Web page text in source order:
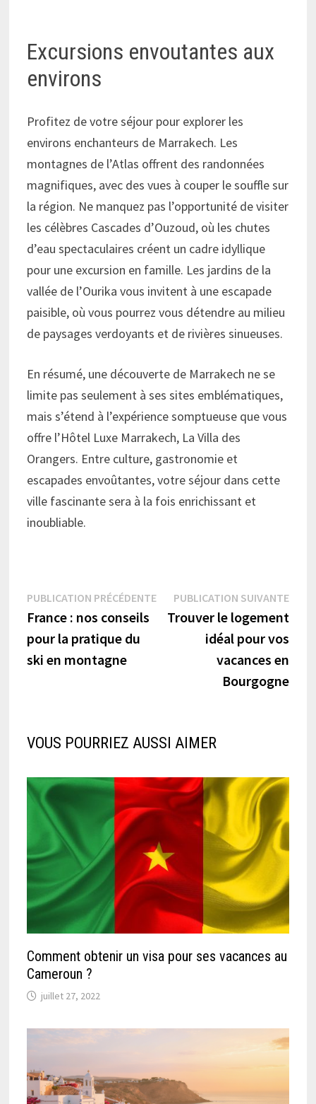
Excursions envoutantes aux
environs
Profitez de votre séjour pour explorer les
environs enchanteurs de Marrakech. Les
montagnes de l’Atlas offrent des randonnées
magnifiques, avec des vues à couper le souffle sur
la région. Ne manquez pas l’opportunité de visiter
les célèbres Cascades d’Ouzoud, où les chutes
d’eau spectaculaires créent un cadre idyllique
pour une excursion en famille. Les jardins de la
vallée de l’Ourika vous invitent à une escapade
paisible, où vous pourrez vous détendre au milieu
de paysages verdoyants et de rivières sinueuses.
En résumé, une découverte de Marrakech ne se
limite pas seulement à ses sites emblématiques,
mais s’étend à l’expérience somptueuse que vous
offre l’Hôtel Luxe Marrakech, La Villa des
Orangers. Entre culture, gastronomie et
escapades envoûtantes, votre séjour dans cette
ville fascinante sera à la fois enrichissant et
inoubliable.
Navigation
de
l’article
PUBLICATION PRÉCÉDENTEPublication
précédente :
France : nos conseils
pour la pratique du
ski en montagne
PUBLICATION SUIVANTE
Trouver le logement
idéal pour vos
vacances en
Bourgogne
VOUS POURRIEZ AUSSI AIMER
Comment obtenir un visa pour ses vacances au
Cameroun ?
juillet 27, 2022